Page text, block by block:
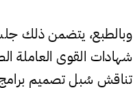
وبالطبع، يتضمن ذلك
شهادات القوى العاملة
تناقش سُبل تصميم